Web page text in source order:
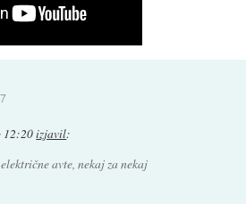
12:20izjavil:
avte, nekaj za nekaj